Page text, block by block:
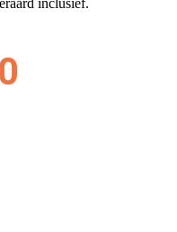
inclusief.